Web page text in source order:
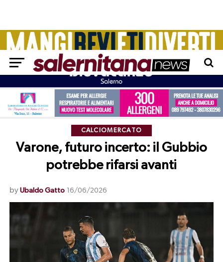
CALCIOMERCATO
Varone, futuro incerto: il Gubbio
potrebbe rifarsi avanti
by Ubaldo Gatto 16/06/2026